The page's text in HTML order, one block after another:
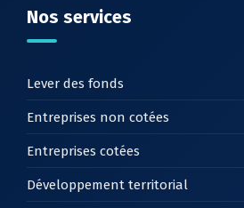
Nos services
Lever des fonds
Entreprises non cotées
Entreprises cotées
Développement territorial